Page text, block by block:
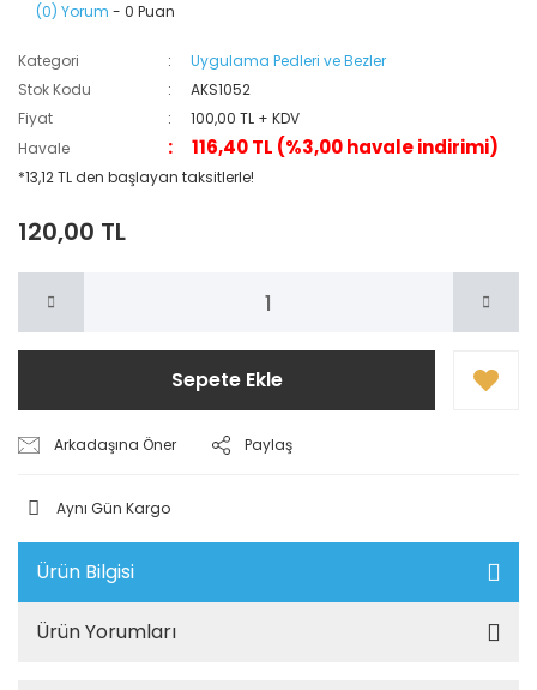
(0) Yorum - 0 Puan
Kategori
Uygulama Pedleri ve Bezler
Stok Kodu
AKS1052
Fiyat
100,00 TL + KDV
Havale
116,40 TL (%3,00 havale indirimi)
*13,12 TL den başlayan taksitlerle!
120,00 TL
Sepete Ekle
Arkadaşına Öner Paylaş
Aynı Gün Kargo
Ürün Bilgisi
Ürün Yorumları